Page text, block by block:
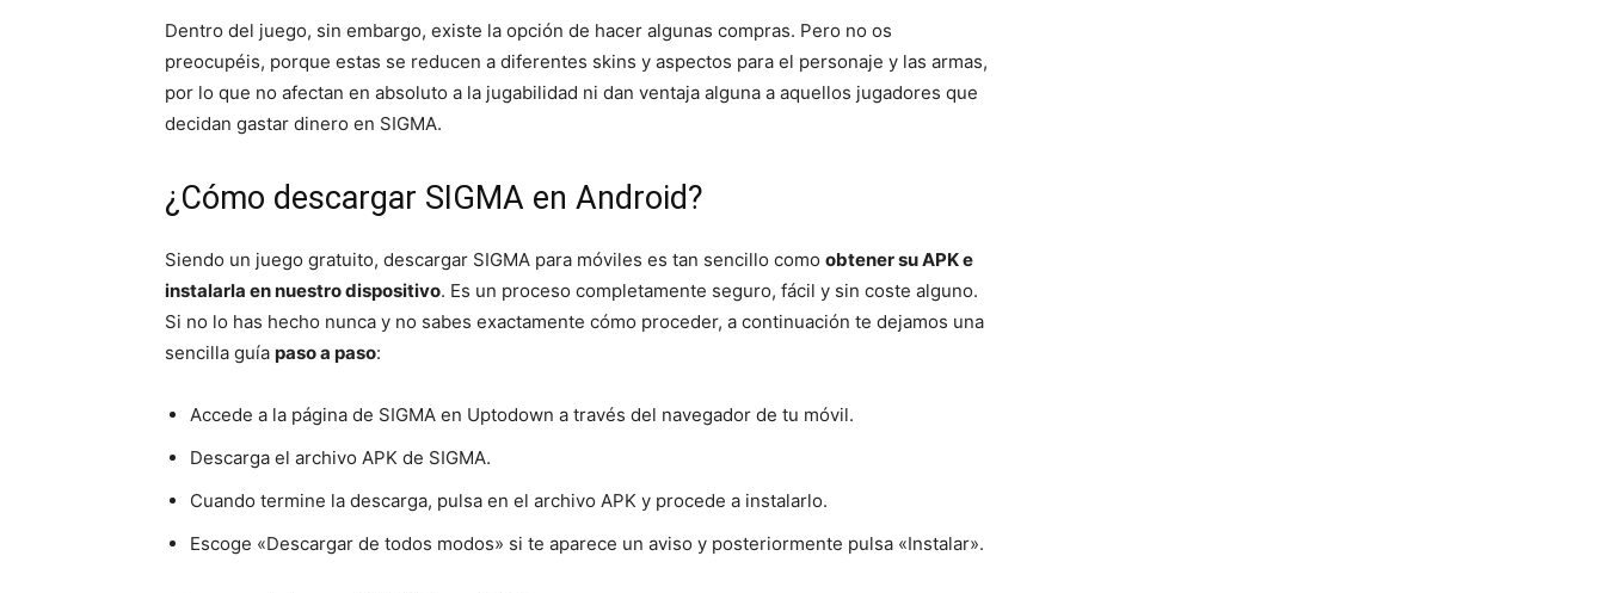
Dentro del juego, sin embargo, existe la opción de hacer algunas compras. Pero no os
preocupéis, porque estas se reducen a diferentes skins y aspectos para el personaje y las armas,
por lo que no afectan en absoluto a la jugabilidad ni dan ventaja alguna a aquellos jugadores que
decidan gastar dinero en SIGMA.
¿Cómo descargar SIGMA en Android?
Siendo un juego gratuito, descargar SIGMA para móviles es tan sencillo como obtener su APK e
instalarla en nuestro dispositivo. Es un proceso completamente seguro, fácil y sin coste alguno.
Si no lo has hecho nunca y no sabes exactamente cómo proceder, a continuación te dejamos una
sencilla guía paso a paso:
Accede a la página de SIGMA en Uptodown a través del navegador de tu móvil.
Descarga el archivo APK de SIGMA.
Cuando termine la descarga, pulsa en el archivo APK y procede a instalarlo.
Escoge «Descargar de todos modos» si te aparece un aviso y posteriormente pulsa «Instalar».